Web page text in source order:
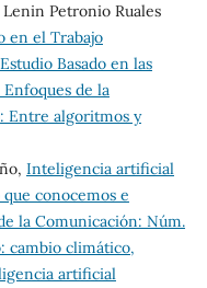
Petronio Ruales
en el Trabajo
Basado en las
Enfoques de la
Entre algoritmos y
Inteligencia artificial
conocemos e
la Comunicación: Núm.
cambio climático,
artificial